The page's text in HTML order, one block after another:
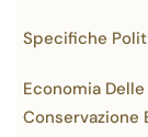
Specifiche
Economia
Conservazione